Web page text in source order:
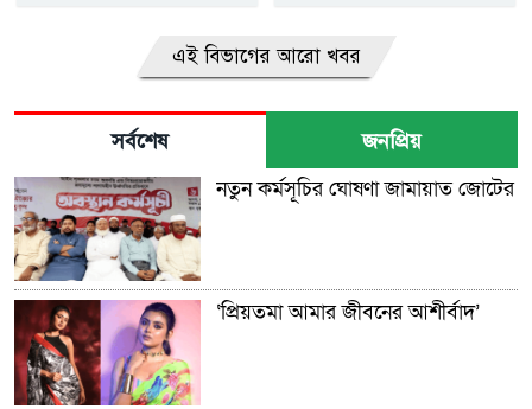
এই বিভাগের আরো খবর
সর্বশেষ জনপ্রিয়
নতুন কর্মসূচির ঘোষণা জামায়াত জোটের
‘প্রিয়তমা আমার জীবনের আশীর্বাদ’